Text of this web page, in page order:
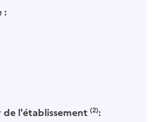
:
de l'établissement (2):